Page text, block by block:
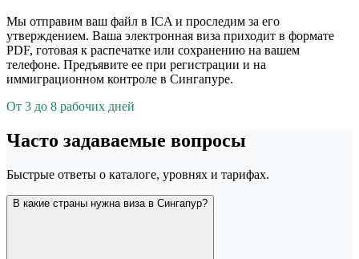
Мы отправим ваш файл в ICA и проследим за его
утверждением. Ваша электронная виза приходит в формате
PDF, готовая к распечатке или сохранению на вашем
телефоне. Предъявите ее при регистрации и на
иммиграционном контроле в Сингапуре.
От 3 до 8 рабочих дней
Часто задаваемые вопросы
Быстрые ответы о каталоге, уровнях и тарифах.
В какие страны нужна виза в Сингапур?